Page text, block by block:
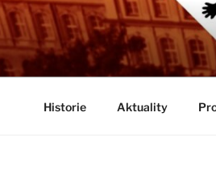
Určeno všem zájemcům o
Historie Aktuality